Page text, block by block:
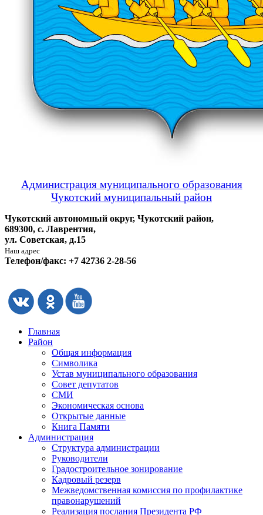
Администрация муниципального образования
Чукотский муниципальный район
Чукотский автономный округ, Чукотский район,
689300, с. Лаврентия,
ул. Советская, д.15
Наш адрес
Телефон/факс: +7 42736 2-28-56
Главная
Район
Общая информация
Символика
Устав муниципального образования
Совет депутатов
СМИ
Экономическая основа
Открытые данные
Книга Памяти
Администрация
Структура администрации
Руководители
Градостроительное зонирование
Кадровый резерв
Межведомственная комиссия по профилактике
правонарушений
Реализация послания Президента РФ